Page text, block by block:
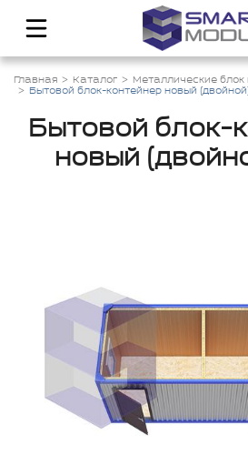
Главная Каталог
Металлические блок
Бытовой блок-контейнер новый
Бытовой блок-
новый